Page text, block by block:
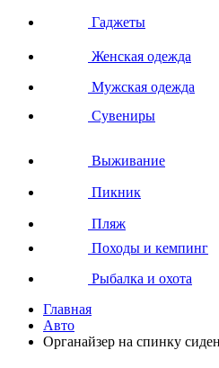
Гаджеты
Женская одежда
Мужская одежда
Сувениры
Выживание
Пикник
Пляж
Походы и кемпинг
Рыбалка и охота
Главная
Авто
Органайзер на спинку